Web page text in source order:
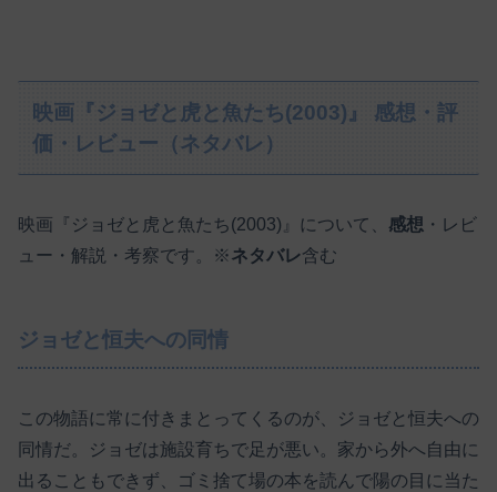
映画『ジョゼと虎と魚たち(2003)』 感想・評
価・レビュー（ネタバレ）
映画『ジョゼと虎と魚たち(2003)』について、 感想 ・レビ
ュー・解説・考察です。※ネタバレ含む
ジョゼと恒夫への同情
この物語に常に付きまとってくるのが、ジョゼと恒夫への
同情だ。ジョゼは施設育ちで足が悪い。家から外へ自由に
出ることもできず、ゴミ捨て場の本を読んで陽の目に当た